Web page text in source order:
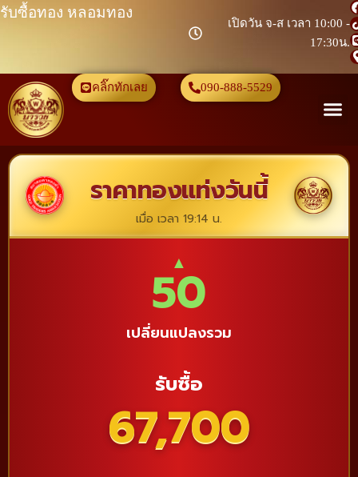
รับซื้อทอง หลอมทอง
เปิดวัน จ-ส เวลา 10:00 -
17:30น.
คลิ๊กทักเลย 090-888-5529
ราคาทองแท่งวันนี้
เมื่อ เวลา 19:14 น.
▲
50
เปลี่ยนแปลงรวม
รับซื้อ
67,700